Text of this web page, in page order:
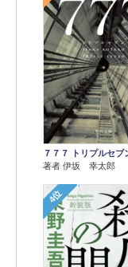
７７７ トリプルセブ
著者 伊坂 幸太郎
4位